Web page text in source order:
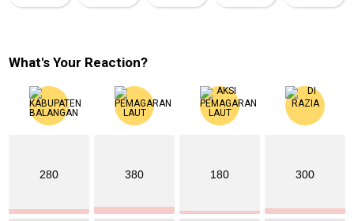
What's Your Reaction?
280 380 180 300